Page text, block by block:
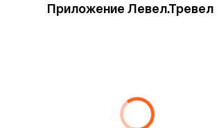
Приложение Левел.Тревел